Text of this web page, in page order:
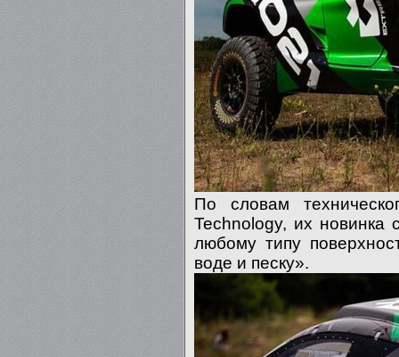
По словам
Technology, их новинка
любому типу
воде и песку».